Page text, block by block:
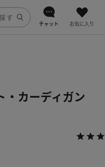
チャット お気に入り
・カーディガン